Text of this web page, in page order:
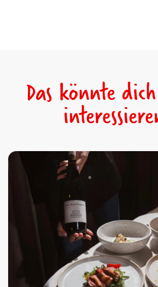
Das könnte